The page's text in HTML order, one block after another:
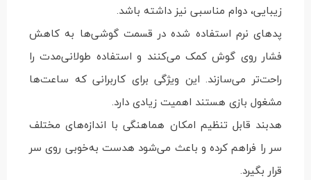
زیبایی، دوام مناسبی نیز داشته باشد.
پدهای نرم استفاده شده در قسمت گوشی‌ها به کاهش
فشار روی گوش کمک می‌کنند و استفاده طولانی‌مدت را
راحت‌تر می‌سازند. این ویژگی برای کاربرانی که ساعت‌ها
مشغول بازی هستند اهمیت زیادی دارد.
هدبند قابل تنظیم امکان هماهنگی با اندازه‌های مختلف
سر را فراهم کرده و باعث می‌شود هدست به‌خوبی روی سر
قرار بگیرد.